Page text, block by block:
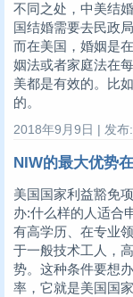
不同之处，中美结
国结婚需要去民政
而在美国，婚姻是
姻法或者家庭法在
美都是有效的。比
的。
2018年9月9日 | 发
NIW的最大优势
美国国家利益豁免
办:什么样的人适合
有高学历、在专业
于一般技术工人，
势。这种条件要想
率，它就是美国国